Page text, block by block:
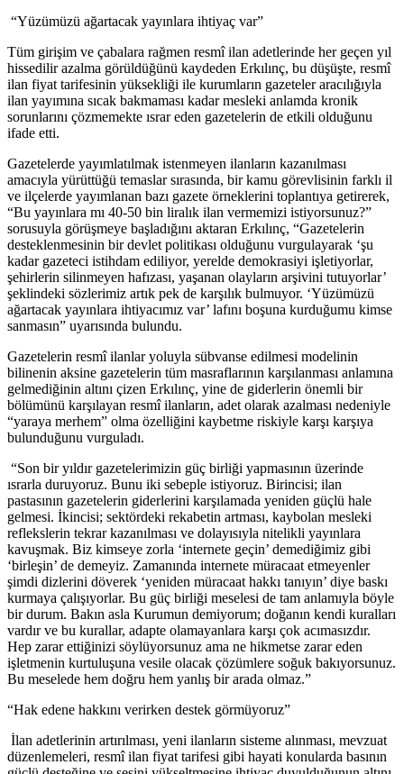
“Yüzümüzü ağartacak yayınlara ihtiyaç var”
Tüm girişim ve çabalara rağmen resmî ilan adetlerinde her geçen yıl
hissedilir azalma görüldüğünü kaydeden Erkılınç, bu düşüşte, resmî
ilan fiyat tarifesinin yüksekliği ile kurumların gazeteler aracılığıyla
ilan yayımına sıcak bakmaması kadar mesleki anlamda kronik
sorunlarını çözmemekte ısrar eden gazetelerin de etkili olduğunu
ifade etti.
Gazetelerde yayımlatılmak istenmeyen ilanların kazanılması
amacıyla yürüttüğü temaslar sırasında, bir kamu görevlisinin farklı il
ve ilçelerde yayımlanan bazı gazete örneklerini toplantıya getirerek,
“Bu yayınlara mı 40-50 bin liralık ilan vermemizi istiyorsunuz?”
sorusuyla görüşmeye başladığını aktaran Erkılınç, “Gazetelerin
desteklenmesinin bir devlet politikası olduğunu vurgulayarak ‘şu
kadar gazeteci istihdam ediliyor, yerelde demokrasiyi işletiyorlar,
şehirlerin silinmeyen hafızası, yaşanan olayların arşivini tutuyorlar’
şeklindeki sözlerimiz artık pek de karşılık bulmuyor. ‘Yüzümüzü
ağartacak yayınlara ihtiyacımız var’ lafını boşuna kurduğumu kimse
sanmasın” uyarısında bulundu.
Gazetelerin resmî ilanlar yoluyla sübvanse edilmesi modelinin
bilinenin aksine gazetelerin tüm masraflarının karşılanması anlamına
gelmediğinin altını çizen Erkılınç, yine de giderlerin önemli bir
bölümünü karşılayan resmî ilanların, adet olarak azalması nedeniyle
“yaraya merhem” olma özelliğini kaybetme riskiyle karşı karşıya
bulunduğunu vurguladı.
“Son bir yıldır gazetelerimizin güç birliği yapmasının üzerinde
ısrarla duruyoruz. Bunu iki sebeple istiyoruz. Birincisi; ilan
pastasının gazetelerin giderlerini karşılamada yeniden güçlü hale
gelmesi. İkincisi; sektördeki rekabetin artması, kaybolan mesleki
reflekslerin tekrar kazanılması ve dolayısıyla nitelikli yayınlara
kavuşmak. Biz kimseye zorla ‘internete geçin’ demediğimiz gibi
‘birleşin’ de demeyiz. Zamanında internete müracaat etmeyenler
şimdi dizlerini döverek ‘yeniden müracaat hakkı tanıyın’ diye baskı
kurmaya çalışıyorlar. Bu güç birliği meselesi de tam anlamıyla böyle
bir durum. Bakın asla Kurumun demiyorum; doğanın kendi kuralları
vardır ve bu kurallar, adapte olamayanlara karşı çok acımasızdır.
Hep zarar ettiğinizi söylüyorsunuz ama ne hikmetse zarar eden
işletmenin kurtuluşuna vesile olacak çözümlere soğuk bakıyorsunuz.
Bu meselede hem doğru hem yanlış bir arada olmaz.”
“Hak edene hakkını verirken destek görmüyoruz”
İlan adetlerinin artırılması, yeni ilanların sisteme alınması, mevzuat
düzenlemeleri, resmî ilan fiyat tarifesi gibi hayati konularda basının